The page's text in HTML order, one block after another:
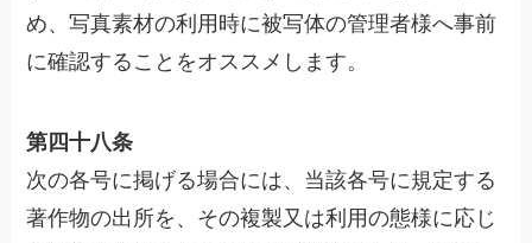
め、写真素材の利用時に被写体の管理者様へ事前
に確認することをオススメします。
第四十八条
次の各号に掲げる場合には、当該各号に規定する
著作物の出所を、その複製又は利用の態様に応じ